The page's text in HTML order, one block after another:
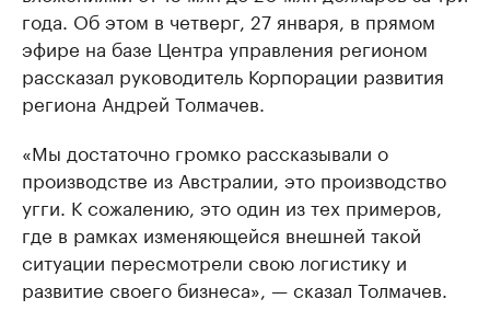
года. Об этом в четверг, 27 января, в прямом
эфире на базе Центра управления регионом
рассказал руководитель Корпорации развития
региона Андрей Толмачев.
«Мы достаточно громко рассказывали о
производстве из Австралии, это производство
угги. К сожалению, это один из тех примеров,
где в рамках изменяющейся внешней такой
ситуации пересмотрели свою логистику и
развитие своего бизнеса», — сказал Толмачев.